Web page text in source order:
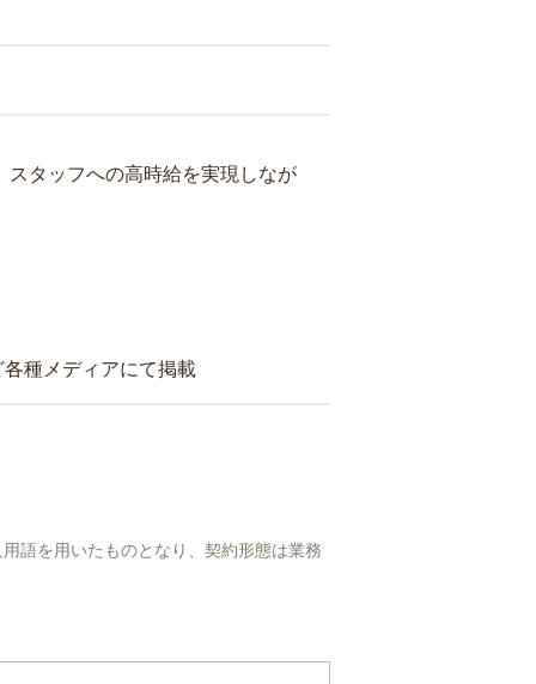
タッフへの高時給を実現しなが
種メディアにて掲載
語を用いたものとなり、契約形態は業務